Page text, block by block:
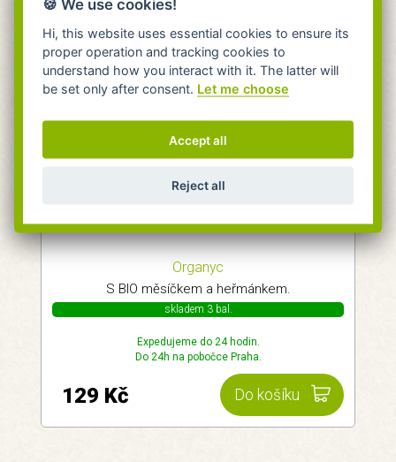
Organyc
S BIO měsíčkem a heřmánkem.
skladem 3 bal.
Expedujeme do 24 hodin.
Do 24h na pobočce Praha.
Do košíku
129 Kč
🍪 We use cookies!
Hi, this website uses essential cookies to ensure its
proper operation and tracking cookies to
understand how you interact with it. The latter will
be set only after consent. Let me choose
Accept all
Reject all